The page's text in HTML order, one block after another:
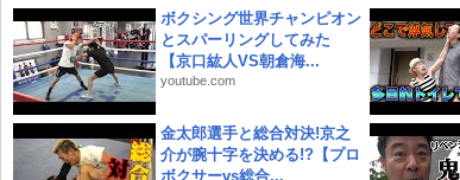
ボクシング世界チャンピオン
とスパーリングしてみた
【京口紘人VS朝倉海...
youtube.com
金太郎選手と総合対決!京之
介が腕十字を決める!?【プロ
ボクサーvs総合...